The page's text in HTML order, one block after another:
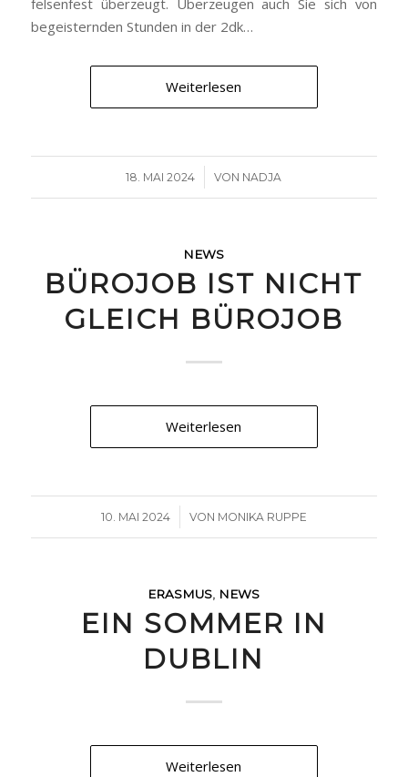
felsenfest überzeugt. Überzeugen auch Sie sich von
begeisternden Stunden in der 2dk…
Weiterlesen
18. MAI 2024
/ VON NADJA
NEWS
BÜROJOB IST NICHT
GLEICH BÜROJOB
Weiterlesen
10. MAI 2024
/ VON MONIKA RUPPE
ERASMUS, NEWS
EIN SOMMER IN
DUBLIN
Weiterlesen